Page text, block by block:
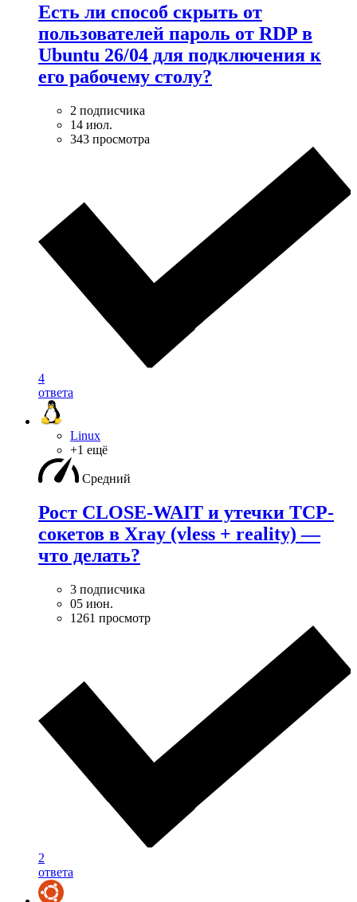
Есть ли способ скрыть от
пользователей пароль от RDP в
Ubuntu 26/04 для подключения к
его рабочему столу?
2 подписчика
14 июл.
343 просмотра
4
ответа
Linux
+1 ещё
Средний
Рост CLOSE-WAIT и утечки TCP-
сокетов в Xray (vless + reality) —
что делать?
3 подписчика
05 июн.
1261 просмотр
2
ответа